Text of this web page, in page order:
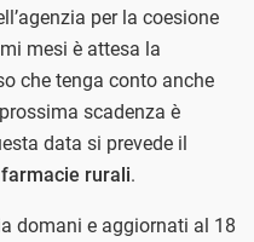
per la coesione
mesi è attesa la
che tenga conto anche
scadenza è
data si prevede il
rurali.
domani e aggiornati al 18